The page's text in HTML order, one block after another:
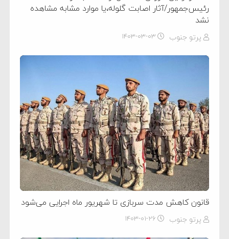
رئیس‌جمهور/آثار اصابت گلوله،یا موارد مشابه مشاهده
نشد
پرتو جنوب ۱۴۰۳-۰۳-۰۳
قانون کاهش مدت سربازی تا شهریور ماه اجرایی می‌شود
پرتو جنوب ۱۴۰۳-۰۱-۲۶